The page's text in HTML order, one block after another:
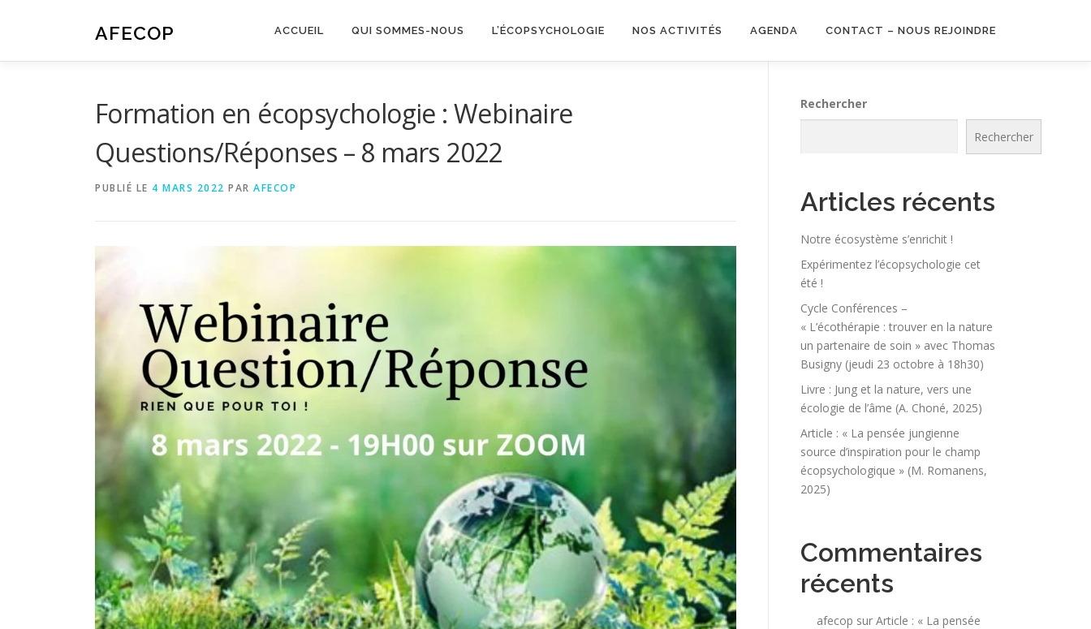
AFECOP ACCUEIL QUI SOMMES-NOUS L’ÉCOPSYCHOLOGIE NOS ACTIVITÉS AGENDA CONTACT – NOUS REJOINDRE
Formation en écopsychologie : Webinaire
Questions/Réponses – 8 mars 2022
PUBLIÉ LE 4 MARS 2022 PAR AFECOP
Rechercher
Rechercher
Articles récents
Notre écosystème s’enrichit !
Expérimentez l’écopsychologie cet
été !
Cycle Conférences –
« L’écothérapie : trouver en la nature
un partenaire de soin » avec Thomas
Busigny (jeudi 23 octobre à 18h30)
Livre : Jung et la nature, vers une
écologie de l’âme (A. Choné, 2025)
Article : « La pensée jungienne
source d’inspiration pour le champ
écopsychologique » (M. Romanens,
2025)
Commentaires
récents
afecop sur Article : « La pensée